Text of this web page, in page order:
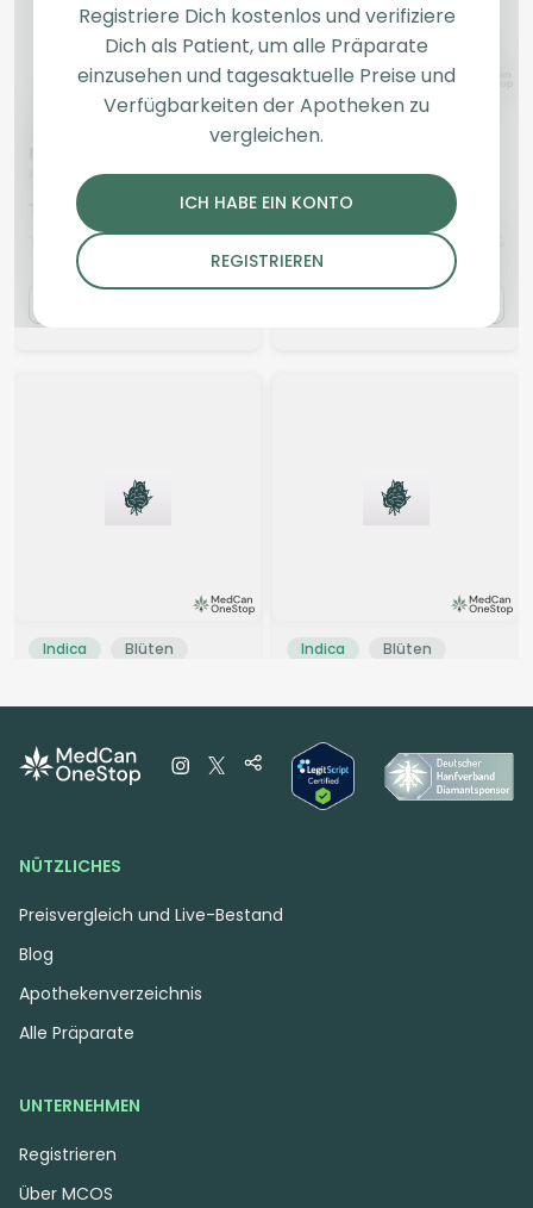
Registriere Dich kostenlos und verifiziere
Dich als Patient, um alle Präparate
einzusehen und tagesaktuelle Preise und
Verfügbarkeiten der Apotheken zu
vergleichen.
ICH HABE EIN KONTO
REGISTRIEREN
Blüten
Kush Mints
4,3
27% CBD:1%
Indica
Lilac Mandarin
3,8(57)
THC:25% CBD:
Indica Blüten
THC:22% CBD: %
Indica Blüten
THC:24% CBD:
NÜTZLICHES
Preisvergleich und Live-Bestand
Blog
Apothekenverzeichnis
Alle Präparate
UNTERNEHMEN
Registrieren
Über MCOS